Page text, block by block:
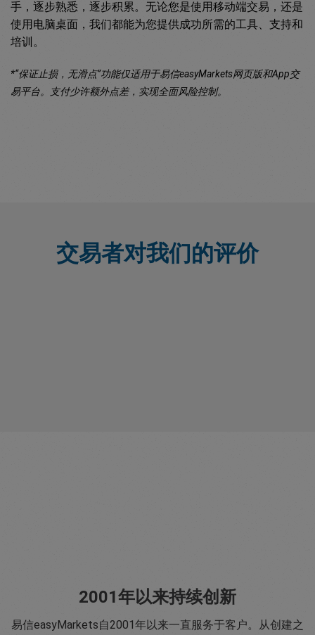
手，逐步熟悉，逐步积累。无论您是使用移动端交易，还是
使用电脑桌面，我们都能为您提供成功所需的工具、支持和
培训。
*“保证止损，无滑点”功能仅适用于易信easyMarkets网页版和App交
易平台。支付少许额外点差，实现全面风险控制。
交易者对我们的评价
2001年以来持续创新
易信easyMarkets自2001年以来一直服务于客户。从创建之